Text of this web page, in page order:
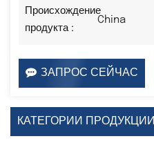
Происхождение
продукта :
China
ЗАПРОС СЕЙЧАС
КАТЕГОРИИ ПРОДУКЦИИ